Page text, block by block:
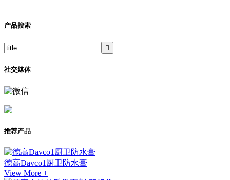
产品搜索

社交媒体
推荐产品
德高Davco1厨卫防水膏
View More +